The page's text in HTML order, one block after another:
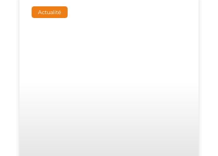
Actualité